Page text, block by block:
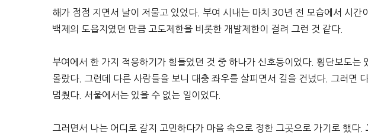
해가 점점 지면서 날이 저물고 있었다. 부여 시내는 마치 30년 전 모습에서 시간
백제의 도읍지였던 만큼 고도제한을 비롯한 개발제한이 걸려 그런 것 같다.
부여에서 한 가지 적응하기가 힘들었던 것 중 하나가 신호등이었다. 횡단보도는
몰랐다. 그런데 다른 사람들을 보니 대충 좌우를 살피면서 길을 건넜다. 그러면
멈췄다. 서울에서는 있을 수 없는 일이었다.
그러면서 나는 어디로 갈지 고민하다가 마음 속으로 정한 그곳으로 가기로 했다.